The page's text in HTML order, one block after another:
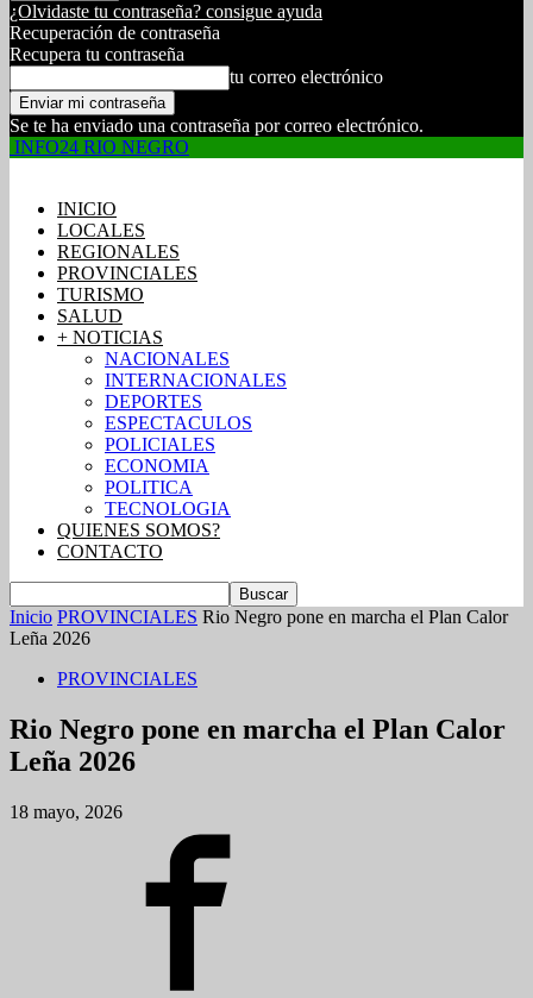
¿Olvidaste tu contraseña? consigue ayuda
Recuperación de contraseña
Recupera tu contraseña
tu correo electrónico
Se te ha enviado una contraseña por correo electrónico.
INFO24 RIO NEGRO
INICIO
LOCALES
REGIONALES
PROVINCIALES
TURISMO
SALUD
+ NOTICIAS
NACIONALES
INTERNACIONALES
DEPORTES
ESPECTACULOS
POLICIALES
ECONOMIA
POLITICA
TECNOLOGIA
QUIENES SOMOS?
CONTACTO
Inicio PROVINCIALES Rio Negro pone en marcha el Plan Calor
Leña 2026
PROVINCIALES
Rio Negro pone en marcha el Plan Calor
Leña 2026
18 mayo, 2026